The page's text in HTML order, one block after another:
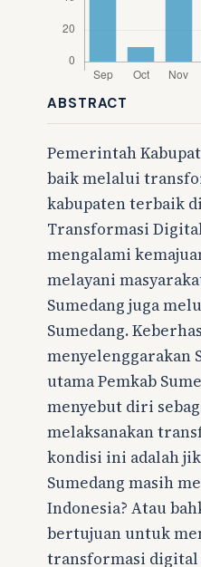
ABSTRACT
Pemerintah
baik melalui
kabupaten terbaik
Transformasi
mengalami
melayani
Sumedang juga
Sumedang.
menyelenggarakan
utama Pemkab
menyebut diri
melaksanakan
kondisi ini adalah
Sumedang masih
Indonesia? Atau
bertujuan untuk
transformasi digital